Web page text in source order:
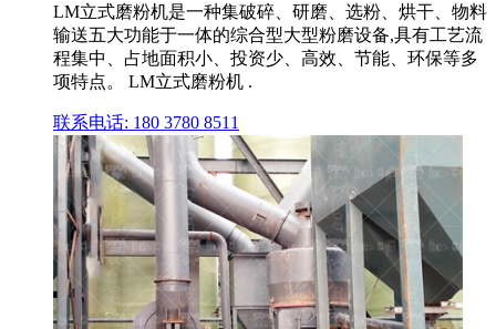
LM立式磨粉机是一种集破碎、研磨、选粉、烘干、物料
输送五大功能于一体的综合型大型粉磨设备,具有工艺流
程集中、占地面积小、投资少、高效、节能、环保等多
项特点。 LM立式磨粉机 .
联系电话: 180 3780 8511